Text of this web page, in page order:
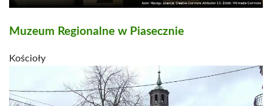
Muzeum Regionalne w Piasecznie
Kościoły